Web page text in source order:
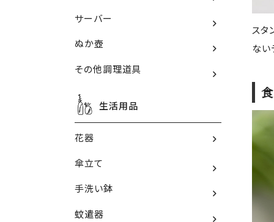
サーバー
ぬか壺
その他調理道具
生活用品
花器
傘立て
手洗い鉢
蚊遣器
スタ
ない